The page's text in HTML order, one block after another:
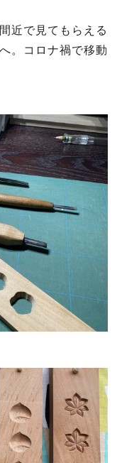
近で見てもらえる
。コロナ禍で移動